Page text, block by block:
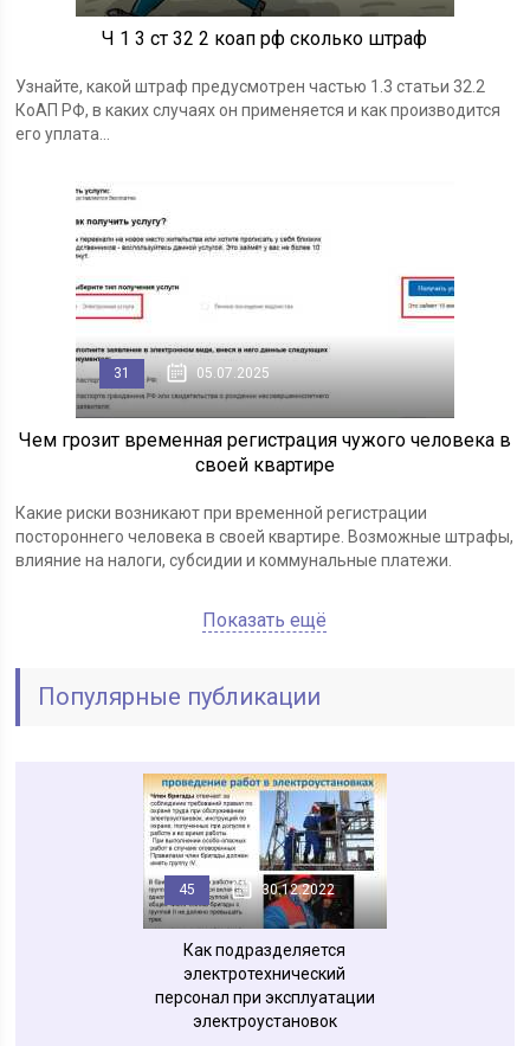
Ч 1 3 ст 32 2 коап рф сколько штраф
Узнайте, какой штраф предусмотрен частью 1.3 статьи 32.2
КоАП РФ, в каких случаях он применяется и как производится
его уплата...
31 05.07.2025
Чем грозит временная регистрация чужого человека в
своей квартире
Какие риски возникают при временной регистрации
постороннего человека в своей квартире. Возможные штрафы,
влияние на налоги, субсидии и коммунальные платежи.
Показать ещё
Популярные публикации
45 30.12.2022
Как подразделяется
электротехнический
персонал при эксплуатации
электроустановок